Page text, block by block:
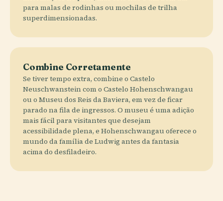
para malas de rodinhas ou mochilas de trilha
superdimensionadas.
Combine Corretamente
Se tiver tempo extra, combine o Castelo
Neuschwanstein com o Castelo Hohenschwangau
ou o Museu dos Reis da Baviera, em vez de ficar
parado na fila de ingressos. O museu é uma adição
mais fácil para visitantes que desejam
acessibilidade plena, e Hohenschwangau oferece o
mundo da família de Ludwig antes da fantasia
acima do desfiladeiro.